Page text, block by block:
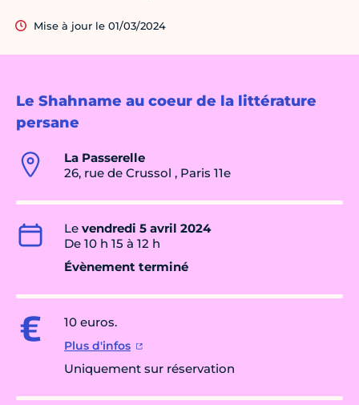
Le Shahname au coeur de la littérature
persane
La Passerelle
26, rue de Crussol , Paris 11e
Le vendredi 5 avril 2024
De 10 h 15 à 12 h
Évènement terminé
10 euros.
Plus d'infos
Uniquement sur réservation
Mise à jour le 01/03/2024